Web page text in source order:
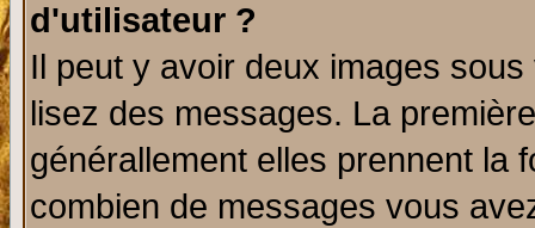
d'utilisateur ?
Il peut y avoir deux images
lisez des messages. La
générallement elles prennent la
combien de messages vous